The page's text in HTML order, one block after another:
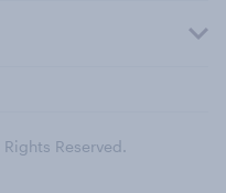
Reserved.